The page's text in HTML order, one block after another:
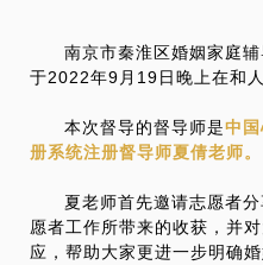
南京市秦淮区婚姻家庭
于2022年9月19日晚上在和
本次督导的督导师是中
册系统注册督导师夏倩老师。
夏老师首先邀请志愿者
愿者工作所带来的收获，并
应，帮助大家更进一步明确